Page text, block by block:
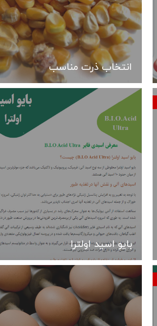
انتخاب ذرت مناسب
بایو اسید اولترا